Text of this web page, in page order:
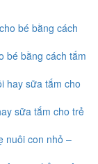
bé bằng cách tắm
sữa tắm cho trẻ